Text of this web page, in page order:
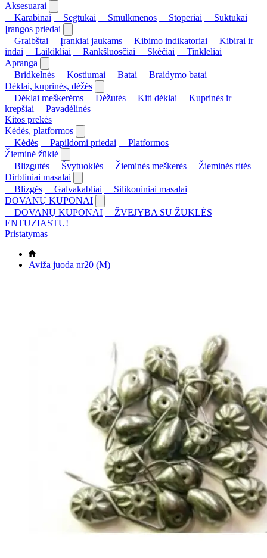
Aksesuarai
Karabinai
Segtukai Smulkmenos Stoperiai
Suktukai
Įrangos priedai
Graibštai
Įrankiai jaukams Kibimo indikatoriai
Kibirai ir
indai
Laikikliai Rankšluosčiai Skėčiai
Tinkleliai
Apranga
Bridkelnės
Kostiumai Batai
Braidymo batai
Dėklai, kuprinės, dėžės
Dėklai meškerėms
Dėžutės Kiti dėklai
Kuprinės ir
krepšiai
Pavadėlinės
Kitos prekės
Kėdės, platformos
Kėdės
Papildomi priedai
Platformos
Žieminė žūklė
Blizgutės
Švytuoklės Žieminės meškerės
Žieminės ritės
Dirbtiniai masalai
Blizgės
Galvakabliai
Silikoniniai masalai
DOVANŲ KUPONAI
DOVANŲ KUPONAI
ŽVEJYBA SU ŽŪKLĖS
ENTUZIASTU!
Pristatymas
Aviža juoda nr20 (M)